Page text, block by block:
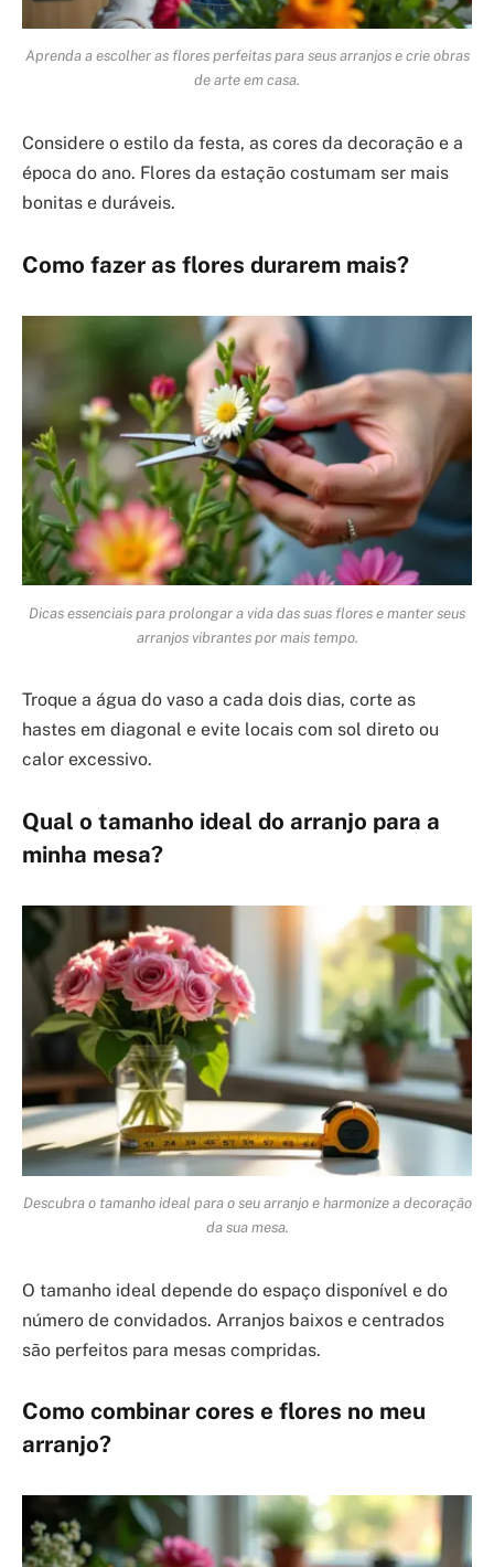
Aprenda a escolher as flores perfeitas para seus arranjos e crie obras
de arte em casa.
Considere o estilo da festa, as cores da decoração e a
época do ano. Flores da estação costumam ser mais
bonitas e duráveis.
Como fazer as flores durarem mais?
Dicas essenciais para prolongar a vida das suas flores e manter seus
arranjos vibrantes por mais tempo.
Troque a água do vaso a cada dois dias, corte as
hastes em diagonal e evite locais com sol direto ou
calor excessivo.
Qual o tamanho ideal do arranjo para a
minha mesa?
Descubra o tamanho ideal para o seu arranjo e harmonize a decoração
da sua mesa.
O tamanho ideal depende do espaço disponível e do
número de convidados. Arranjos baixos e centrados
são perfeitos para mesas compridas.
Como combinar cores e flores no meu
arranjo?